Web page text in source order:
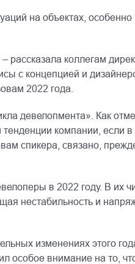
на объектах,
коллегам
с концепцией и
2022 года.
девелопмента». Как
компании, если
спикера, связано,
в 2022 году. В их
нестабильность и
изменениях этого
особое внимание на то,